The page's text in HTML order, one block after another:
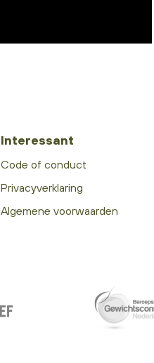
Interessant
Code of conduct
Privacyverklaring
Algemene voorwaarden